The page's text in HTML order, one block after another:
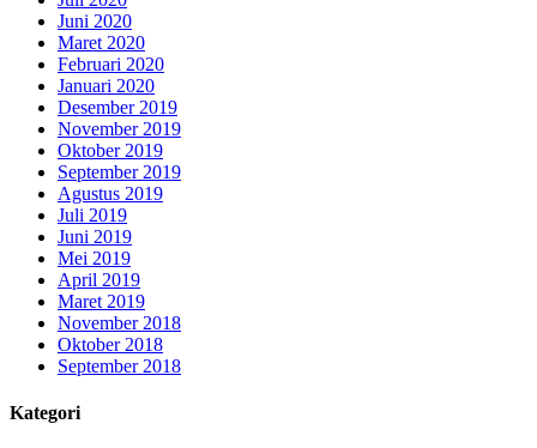
Juni 2020
Maret 2020
Februari 2020
Januari 2020
Desember 2019
November 2019
Oktober 2019
September 2019
Agustus 2019
Juli 2019
Juni 2019
Mei 2019
April 2019
Maret 2019
November 2018
Oktober 2018
September 2018
Kategori